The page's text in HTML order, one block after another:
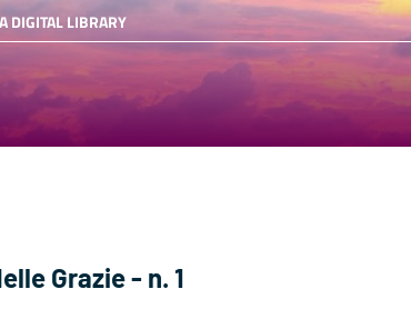
DIGITAL LIBRARY
Grazie - n. 1